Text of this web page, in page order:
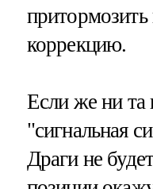
коррекцию.
Если же ни та
"сигнальная
Драги не